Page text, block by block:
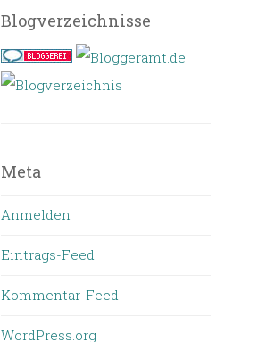
Blogverzeichnisse
Meta
Anmelden
Eintrags-Feed
Kommentar-Feed
WordPress.org